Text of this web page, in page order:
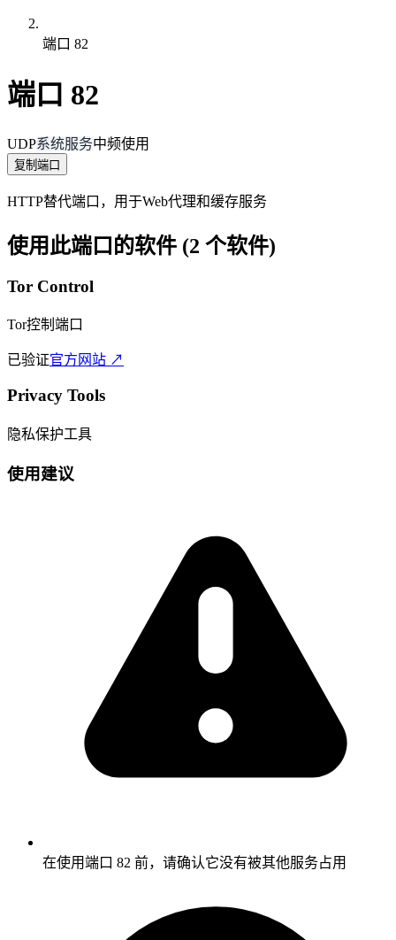
端口 82
端口 82
UDP系统服务中频使用
复制端口
HTTP替代端口，用于Web代理和缓存服务
使用此端口的软件 (2 个软件)
Tor Control
Tor控制端口
已验证官方网站 ↗
Privacy Tools
隐私保护工具
使用建议
在使用端口 82 前，请确认它没有被其他服务占用